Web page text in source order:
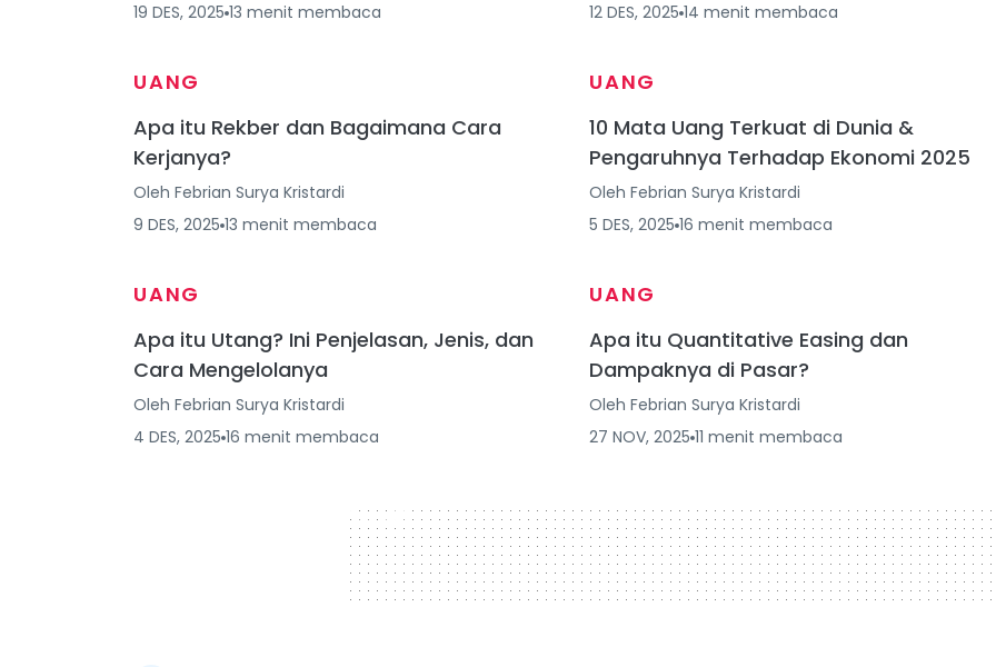
19 DES, 2025 13 menit membaca
12 DES, 2025 14 menit membaca
UANG
Apa itu Rekber dan Bagaimana Cara
Kerjanya?
Oleh Febrian Surya Kristardi
9 DES, 2025 13 menit membaca
UANG
10 Mata Uang Terkuat di Dunia &
Pengaruhnya Terhadap Ekonomi 2025
Oleh Febrian Surya Kristardi
5 DES, 2025 16 menit membaca
UANG
Apa itu Utang? Ini Penjelasan, Jenis, dan
Cara Mengelolanya
Oleh Febrian Surya Kristardi
4 DES, 2025 16 menit membaca
UANG
Apa itu Quantitative Easing dan
Dampaknya di Pasar?
Oleh Febrian Surya Kristardi
27 NOV, 2025 11 menit membaca
728 x 90